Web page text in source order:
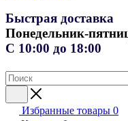
Быстрая доставка
Понедельник-
С 10:00 до 18:00
Избранные товары 0